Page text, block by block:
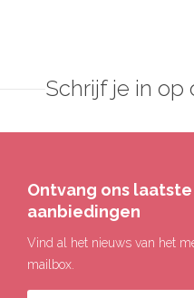
Schrijf je in
Ontvang ons
aanbiedingen
Vind al het nieuws van het
mailbox.